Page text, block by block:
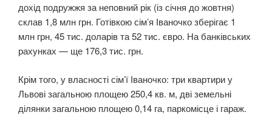
дохід подружжя за неповний рік (із січня до жовтня)
склав 1,8 млн грн. Готівкою сім’я Іваночко зберігає 1
млн грн, 45 тис. доларів та 52 тис. євро. На банківських
рахунках — ще 176,3 тис. грн.
Крім того, у власності сім’ї Іваночко: три квартири у
Львові загальною площею 250,4 кв. м, дві земельні
ділянки загальною площею 0,14 га, паркомісце і гараж.